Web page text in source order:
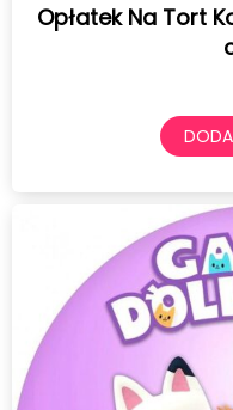
Opłatek Na Tort